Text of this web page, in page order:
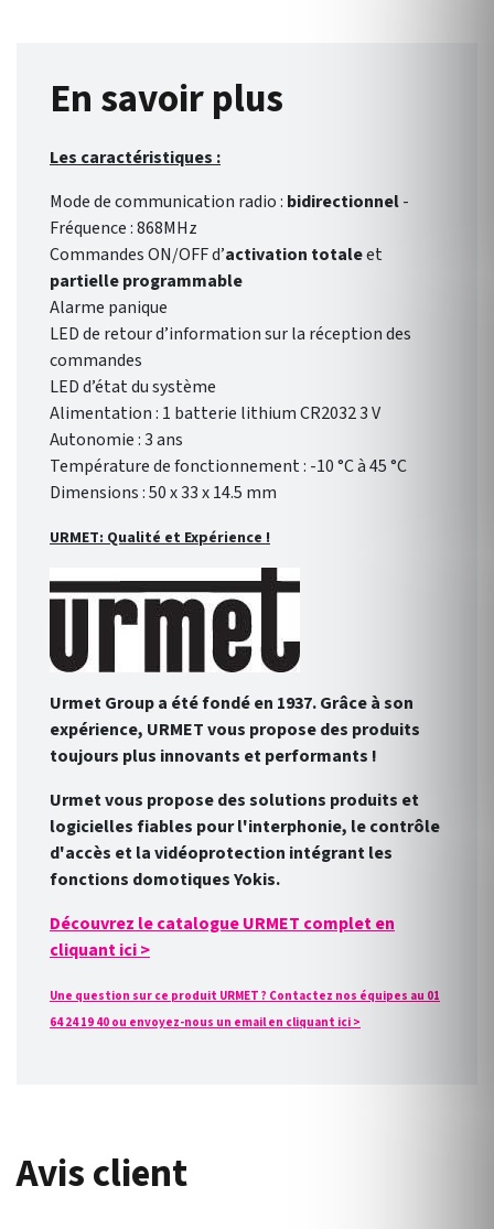
mm
En savoir plus
Les caractéristiques :
Mode de communication radio : bidirectionnel-
Fréquence : 868MHz
Commandes ON/OFF d’activation totaleet
partielle programmable
Alarme panique
LED de retour d’information sur la réception des
commandes
LED d’état du système
Alimentation : 1 batterie lithium CR2032 3 V
Autonomie : 3 ans
Température de fonctionnement : -10 °C à 45 °C
Dimensions : 50 x 33 x 14.5 mm
URMET: Qualité et Expérience !
Urmet Group a été fondé en 1937. Grâce à son
expérience, URMET vous propose des produits
toujours plus innovants et performants !
Urmet vous propose des solutions produits et
logicielles fiables pour l'interphonie, le contrôle
d'accès et la vidéoprotection intégrant les
fonctions domotiques Yokis.
Découvrez le catalogue URMET complet en
cliquant ici >
Une question sur ce produit URMET ? Contactez nos équipes au 01
64 24 19 40 ou envoyez-nous un email en cliquant ici >
Avis client